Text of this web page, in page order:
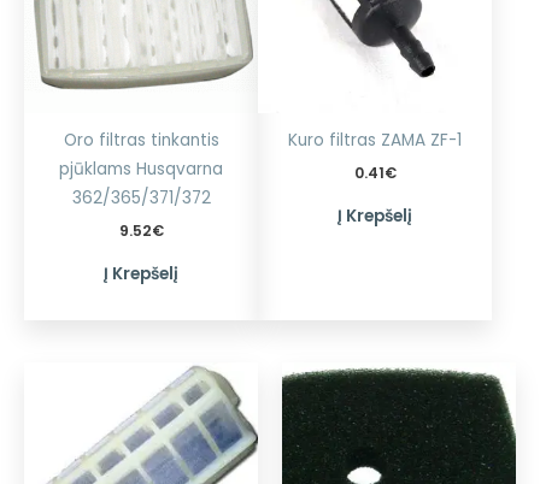
Oro filtras tinkantis
pjūklams Husqvarna
362/365/371/372
9.52€
Į Krepšelį
Kuro filtras ZAMA ZF-1
0.41€
Į Krepšelį